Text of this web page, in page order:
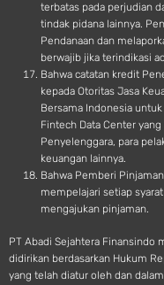
terbatas pada perjudian
tindak pidana lainnya.
Pendanaan dan
berwajib jika terindikasi
Bahwa catatan kredit
kepada Otoritas Jasa
Bersama Indonesia
Fintech Data Center
Penyelenggara, para
keuangan lainnya.
Bahwa Pemberi
mempelajari setiap
mengajukan pinjaman.
PT Abadi Sejahtera Finansindo
didirikan berdasarkan Hukum
yang telah diatur oleh dan